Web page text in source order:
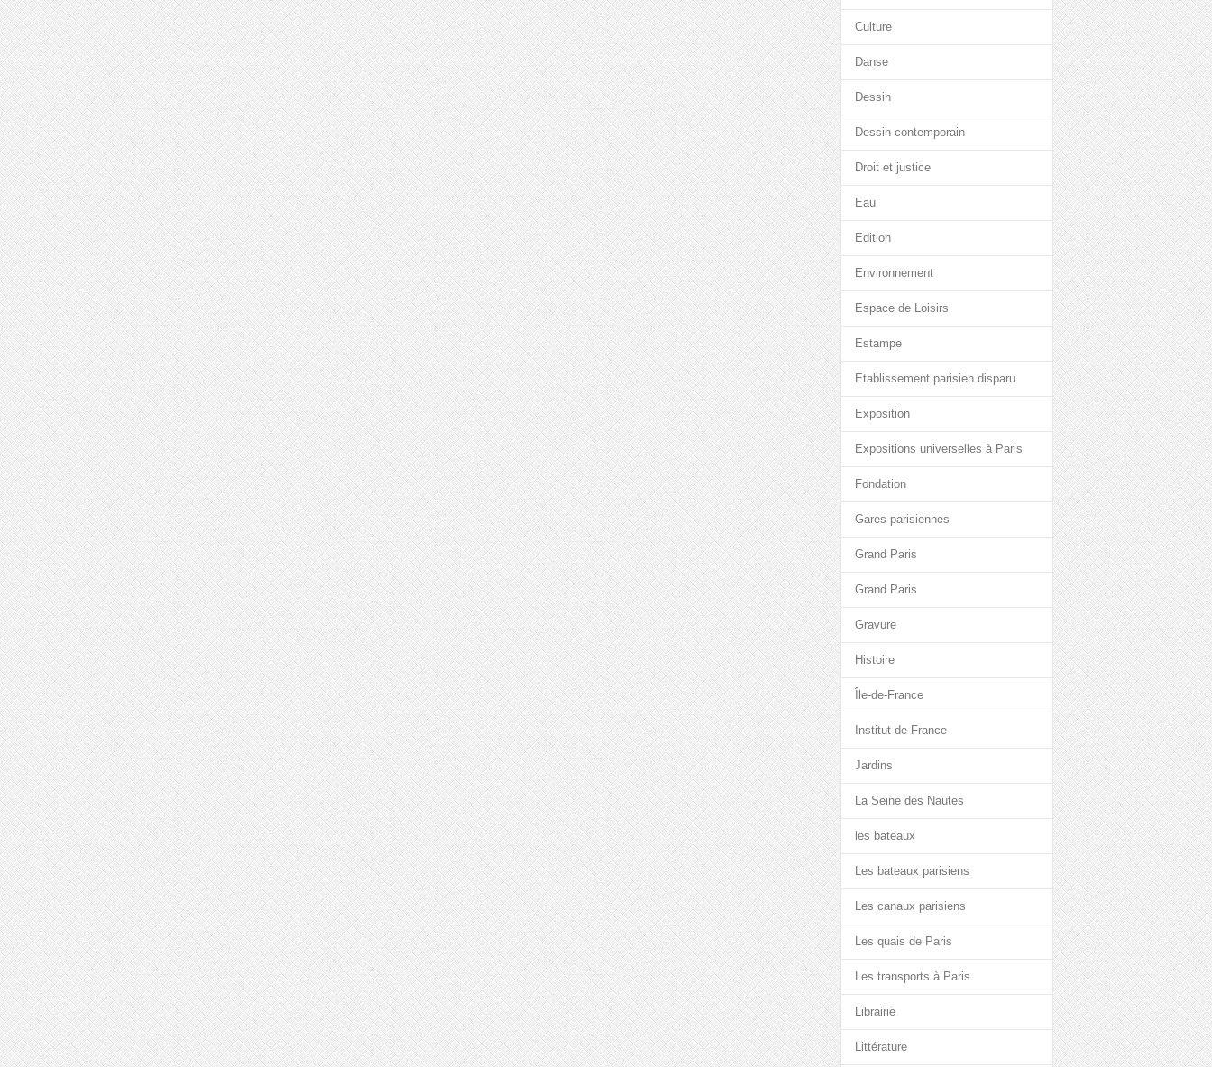
Culture
Danse
Dessin
Dessin contemporain
Droit et justice
Eau
Edition
Environnement
Espace de Loisirs
Estampe
Etablissement parisien disparu
Exposition
Expositions universelles à Paris
Fondation
Gares parisiennes
Grand Paris
Grand Paris
Gravure
Histoire
Île-de-France
Institut de France
Jardins
La Seine des Nautes
les bateaux
Les bateaux parisiens
Les canaux parisiens
Les quais de Paris
Les transports à Paris
Librairie
Littérature